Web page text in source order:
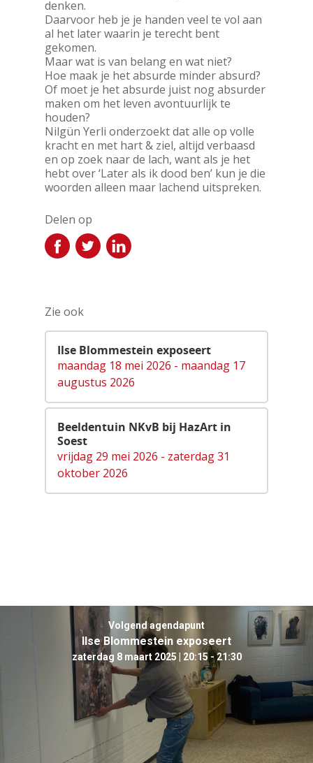
denken.
Daarvoor heb je je handen veel te vol aan
al het later waarin je terecht bent
gekomen.
Maar wat is van belang en wat niet?
Hoe maak je het absurde minder absurd?
Of moet je het absurde juist nog absurder
maken om het leven avontuurlijk te
houden?
Nilgün Yerli onderzoekt dat alle op volle
kracht en met hart & ziel, altijd verbaasd
en op zoek naar de lach, want als je het
hebt over ‘Later als ik dood ben’ kun je die
woorden alleen maar lachend uitspreken.
Delen op
Zie ook
Ilse Blommestein exposeert
maandag 18 mei 2026 - maandag 17
augustus 2026
Beeldentuin NKvB bij HazArt in
Soest
vrijdag 29 mei 2026 - zaterdag 31
oktober 2026
Volgend agendapunt
Ilse Blommestein exposeert
zaterdag 8 maart 2025 | 20:15 - 21:30
Agenda
Bekijk de agenda